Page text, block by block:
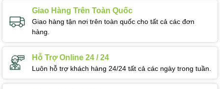
Giao Hàng Trên Toàn Quốc
Giao hàng tận nơi trên toàn quốc cho tất cả các đơn
hàng.
Hỗ Trợ Online 24 / 24
Luôn hỗ trợ khách hàng 24/24 tất cả các ngày trong tuần.